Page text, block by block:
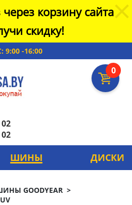
корзину сайта
скидку!
9:00 -16:00
0
ШИНЫ ДИСКИ
GOODYEAR